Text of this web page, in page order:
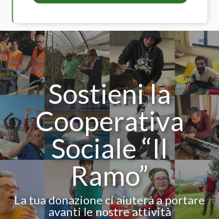
Sostieni la
Cooperativa
Sociale “Il
Ramo”
La tua donazione ci aiuterà a portare
avanti le nostre attività